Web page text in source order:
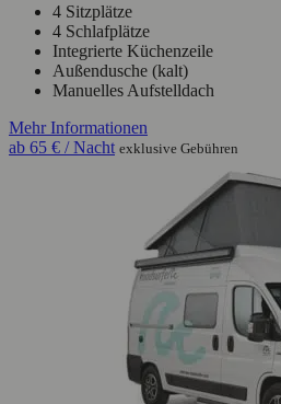
4 Sitzplätze
4 Schlafplätze
Integrierte Küchenzeile
Außendusche (kalt)
Manuelles Aufstelldach
Mehr Informationen
ab 65 € / Nacht exklusive Gebühren